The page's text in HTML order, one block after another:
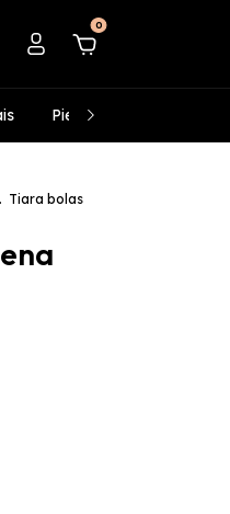
0
Piercing's fake
. Tiara bolas